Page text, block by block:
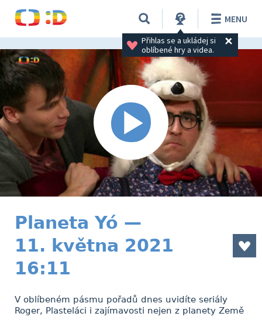
Přihlas se a ukládej si
oblíbené hry a videa.
MENU
Planeta Yó —
11. května 2021
16:11
V oblíbeném pásmu pořadů dnes uvidíte seriály
Roger, Plasteláci i zajímavosti nejen z planety Země